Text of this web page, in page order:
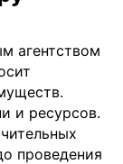
агентством
и ресурсов.
проведения